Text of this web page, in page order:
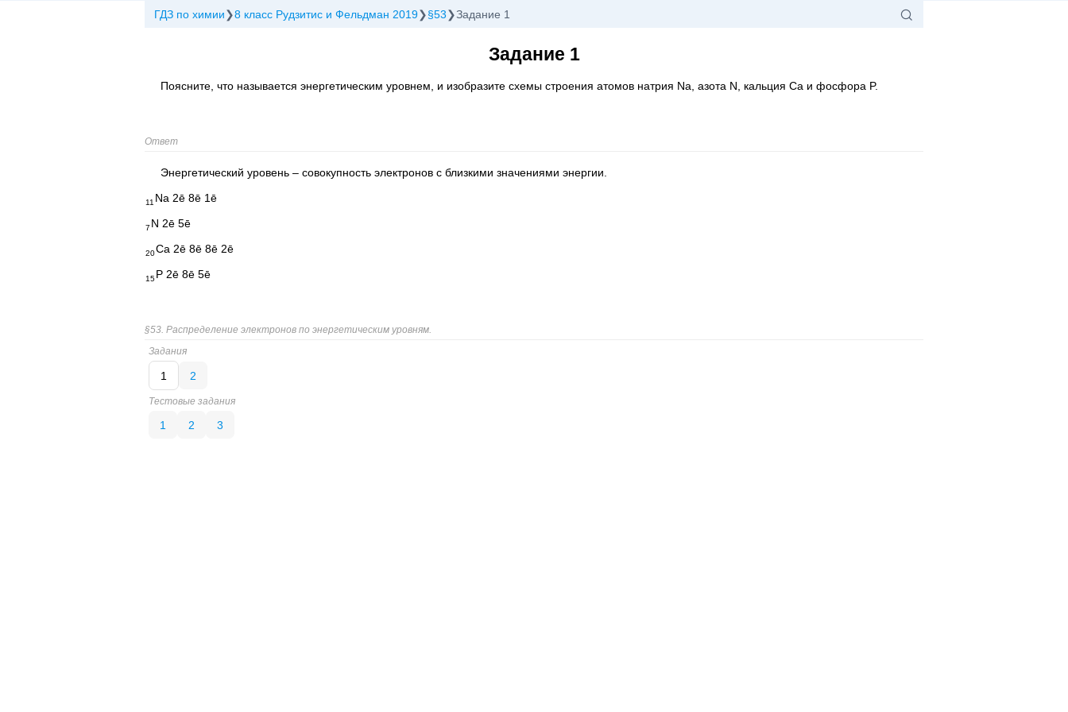
ГДЗ по химии 8 класс Рудзитис и Фельдман 2019 §53 Задание 1
Задание 1
Поясните, что называется энергетическим уровнем, и изобразите схемы строения атомов натрия Na, азота N, кальция Ca и фосфора P.
Ответ
Энергетический уровень – совокупность электронов с близкими значениями энергии.
11 Na 2ē 8ē 1ē
7 N 2ē 5ē
20Ca 2ē 8ē 8ē 2ē
15P 2ē 8ē 5ē
§53. Распределение электронов по энергетическим уровням.
Задания
1 2
Тестовые задания
1 2 3